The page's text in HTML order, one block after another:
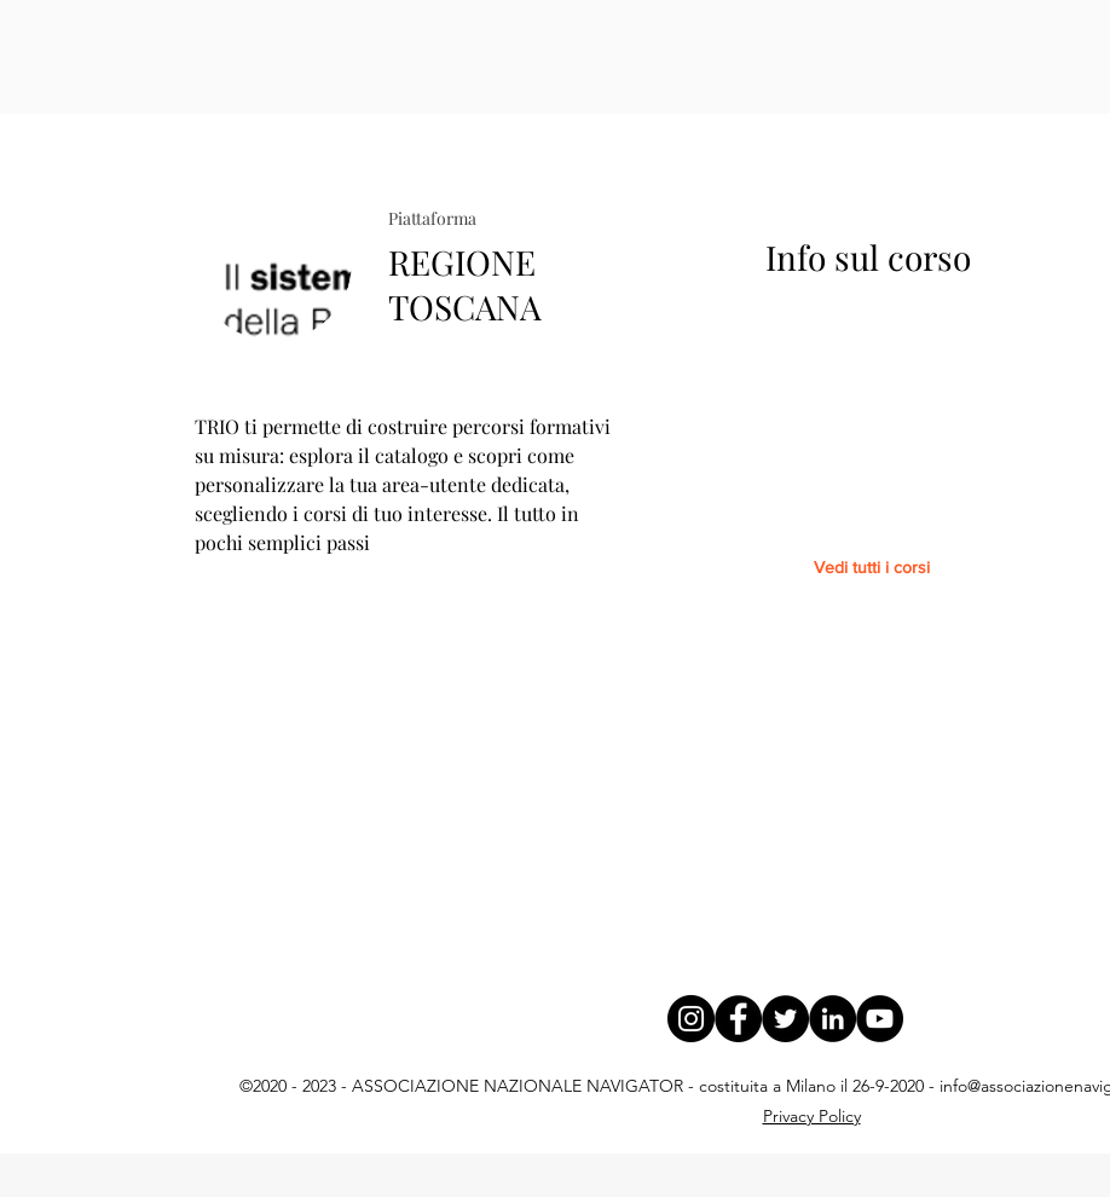
Piattaforma
REGIONE
TOSCANA
TRIO ti permette di costruire percorsi formativi
su misura: esplora il catalogo e scopri come
personalizzare la tua area-utente dedicata,
scegliendo i corsi di tuo interesse. Il tutto in
pochi semplici passi
Info sul corso
Vedi tutti i corsi
©2020 - 2023 - ASSOCIAZIONE NAZIONALE NAVIGATOR - costituita a Milano il 26-9-2020 -
Privacy Policy